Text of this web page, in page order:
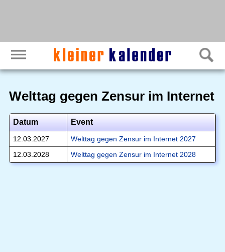
Welttag gegen Zensur im Internet
Datum Event
12.03.2027
Welttag gegen Zensur im Internet 2027
12.03.2028
Welttag gegen Zensur im Internet 2028